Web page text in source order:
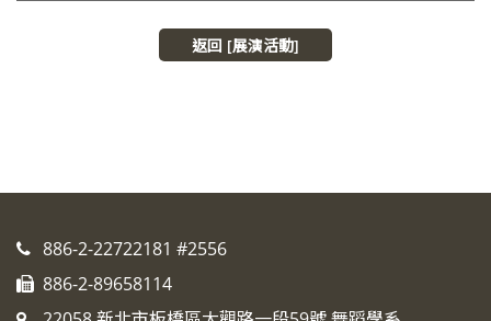
返回 [展演活動]
886-2-22722181 #2556
886-2-89658114